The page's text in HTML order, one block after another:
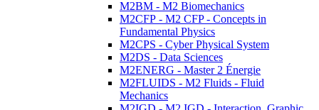
M2BM - M2 Biomechanics
M2CFP - M2 CFP - Concepts in
Fundamental Physics
M2CPS - Cyber Physical System
M2DS - Data Sciences
M2ENERG - Master 2 Énergie
M2FLUIDS - M2 Fluids - Fluid
Mechanics